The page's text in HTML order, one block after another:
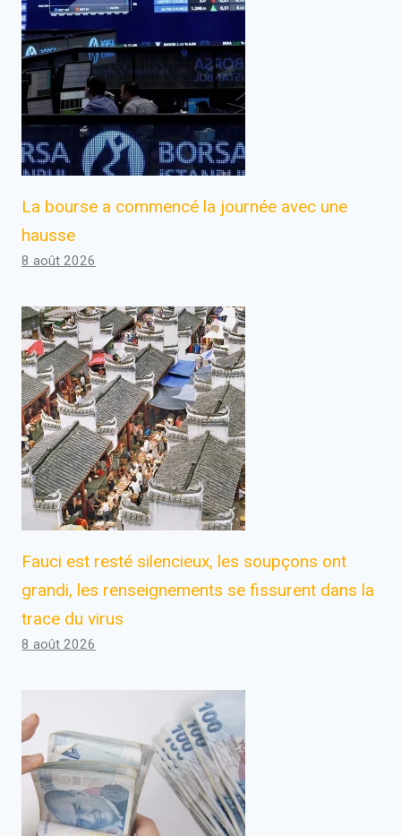
La bourse a commencé la journée avec une
hausse
8 août 2026
Fauci est resté silencieux, les soupçons ont
grandi, les renseignements se fissurent dans la
trace du virus
8 août 2026